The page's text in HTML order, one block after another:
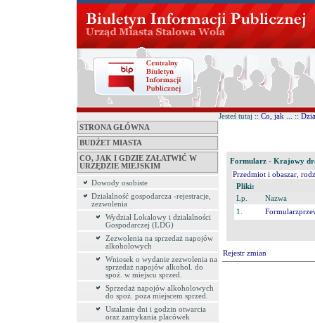
STRONA GŁÓWNA
BUDŻET MIASTA
CO, JAK I GDZIE ZAŁATWIĆ W
URZĘDZIE MIEJSKIM
Dowody osobiste
Działalność gospodarcza -rejestracje,
zezwolenia
Wydział Lokalowy i działalności
Gospodarczej (LDG)
Zezwolenia na sprzedaż napojów
alkoholowych
Wniosek o wydanie zezwolenia na
sprzedaż napojów alkohol. do
spoż. w miejscu sprzed.
Sprzedaż napojów alkoholowych
do spoż. poza miejscem sprzed.
Ustalanie dni i godzin otwarcia
oraz zamykania placówek
Jesteś tutaj :: Co, jak ... ::
Formularz - Krajowy
Przedmiot i obaszar,
Pliki:
Lp.
Nazwa
1.
Rejestr zmian